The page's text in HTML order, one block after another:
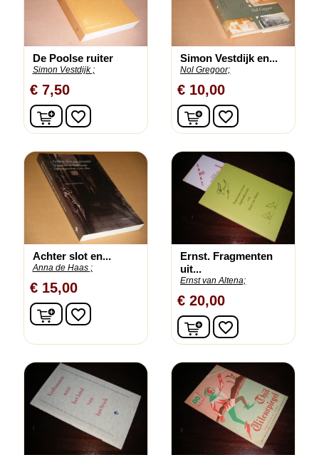
De Poolse ruiter
Simon Vestdijk ;
€ 7,50
In winkelwagen
favorite_border
Simon Vestdijk en...
Nol Gregoor;
€ 10,00
In winkelwagen
favorite_border
Achter slot en...
Anna de Haas ;
€ 15,00
In winkelwagen
favorite_border
Ernst. Fragmenten
uit...
Ernst van Altena;
€ 20,00
In winkelwagen
favorite_border